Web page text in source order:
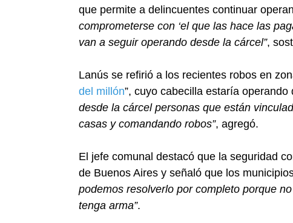
que permite a delincuentes continuar
comprometerse con ‘el que las hace las
van a seguir operando desde la cárcel”,
Lanús se refirió a los recientes robos en
del millón”, cuyo cabecilla estaría
desde la cárcel personas que están
casas y comandando robos”, agregó.
El jefe comunal destacó que la seguridad
de Buenos Aires y señaló que los
podemos resolverlo por completo porque
tenga arma”.